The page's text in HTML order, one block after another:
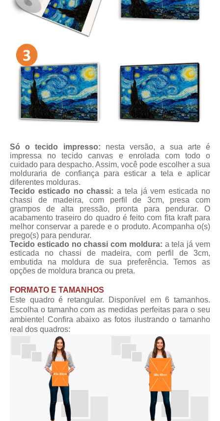
Só o tecido impresso: nesta versão, a sua arte é
impressa no tecido canvas e enrolada com todo o
cuidado para despacho. Assim, você pode escolher a sua
molduraria de confiança para esticar a tela e aplicar
diferentes molduras.
Tecido esticado no chassi: a tela já vem esticada no
chassi de madeira, com perfil de 3cm, presa com
grampos de alta pressão, pronta para pendurar. O
acabamento traseiro do quadro é feito com fita kraft para
melhor conservar a parede e o produto. Acompanha o(s)
prego(s) para pendurar.
Tecido esticado no chassi com moldura: a tela já vem
esticada no chassi de madeira, com perfil de 3cm,
embutida na moldura de sua preferência. Temos as
opções de moldura branca ou preta.
FORMATO E TAMANHOS
Este quadro é retangular. Disponível em 6 tamanhos.
Escolha o tamanho com as medidas perfeitas para o seu
ambiente! Confira abaixo as fotos ilustrando o tamanho
real dos quadros: